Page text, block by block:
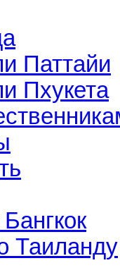
Паттайи
Пхукета
Таиланду